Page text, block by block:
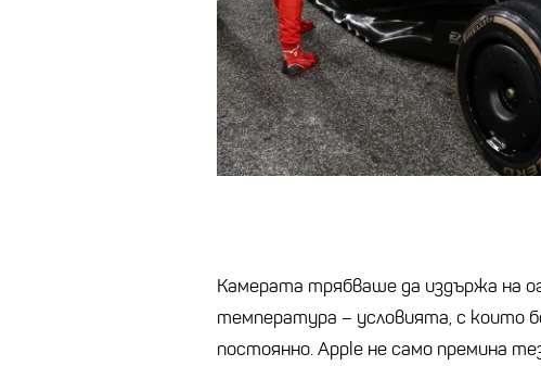
Камерата трябваше да издържа на
температура – условията, с които
постоянно. Apple не само премина